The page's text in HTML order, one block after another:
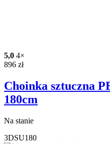
5,0 4×
896 zł
Choinka sztuczna
180cm
Na stanie
3DSU180